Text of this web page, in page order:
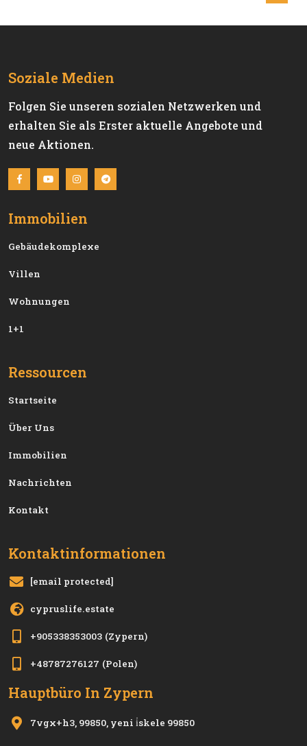
Soziale Medien
Folgen Sie unseren sozialen Netzwerken und
erhalten Sie als Erster aktuelle Angebote und
neue Aktionen.
Immobilien
Gebäudekomplexe
Villen
Wohnungen
1+1
Ressourcen
Startseite
Über Uns
Immobilien
Nachrichten
Kontakt
Kontaktinformationen
[email protected]
cypruslife.estate
+905338353003 (Zypern)
+48787276127 (Polen)
Hauptbüro In Zypern
7vgx+h3, 99850, yeni i̇skele 99850